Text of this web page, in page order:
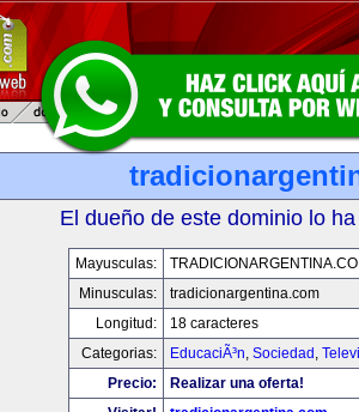
El dueño de este dominio lo
Mayusculas:
Minusculas:
tradicionargentina.com
Longitud:
18 caracteres
Categorias:
EducaciÃ³n, Sociedad ,
Precio:
Realizar una oferta!